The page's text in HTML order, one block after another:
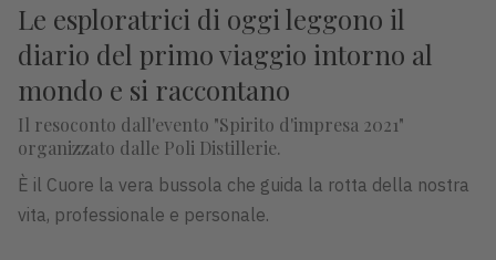
Le esploratrici di oggi leggono il
diario del primo viaggio intorno al
mondo e si raccontano
Il resoconto dall'evento "Spirito d'impresa 2021"
organizzato dalle Poli Distillerie.
È il Cuore la vera bussola che guida la rotta della nostra
vita, professionale e personale.